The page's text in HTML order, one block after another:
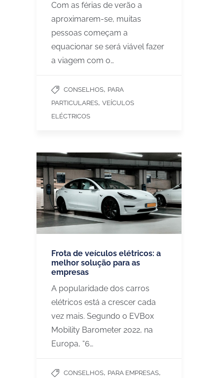
Com as férias de verão a
aproximarem-se, muitas
pessoas começam a
equacionar se será viável fazer
a viagem com o…
CONSELHOS, PARA
PARTICULARES, VEÍCULOS
ELÉCTRICOS
Frota de veículos elétricos: a
melhor solução para as
empresas
​​A popularidade dos carros
elétricos está a crescer cada
vez mais. Segundo o EVBox
Mobility Barometer 2022, na
Europa, “6…
CONSELHOS, PARA EMPRESAS,